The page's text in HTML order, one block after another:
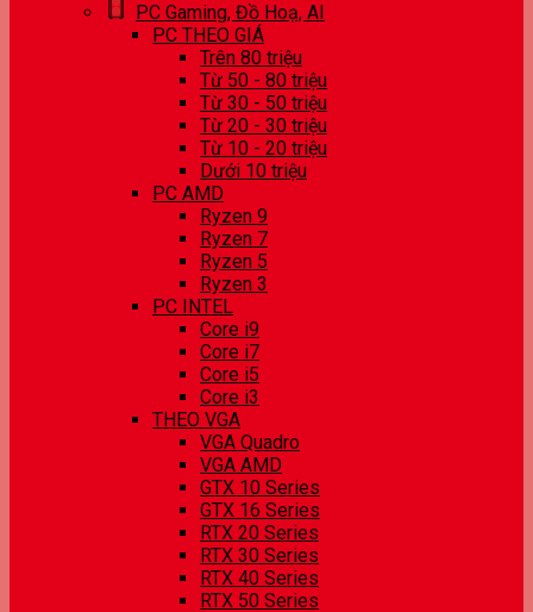
PC Gaming, Đồ Hoạ, AI
PC THEO GIÁ
Trên 80 triệu
Từ 50 - 80 triệu
Từ 30 - 50 triệu
Từ 20 - 30 triệu
Từ 10 - 20 triệu
Dưới 10 triệu
PC AMD
Ryzen 9
Ryzen 7
Ryzen 5
Ryzen 3
PC INTEL
Core i9
Core i7
Core i5
Core i3
THEO VGA
VGA Quadro
VGA AMD
GTX 10 Series
GTX 16 Series
RTX 20 Series
RTX 30 Series
RTX 40 Series
RTX 50 Series